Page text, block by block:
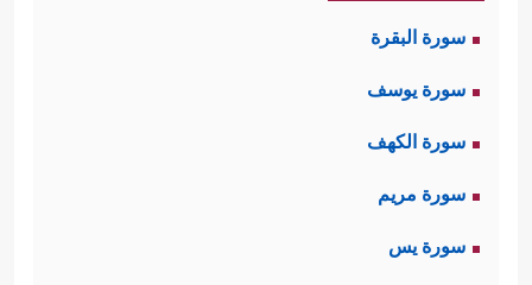
سورة البقرة
سورة يوسف
سورة الكهف
سورة مريم
سورة يس